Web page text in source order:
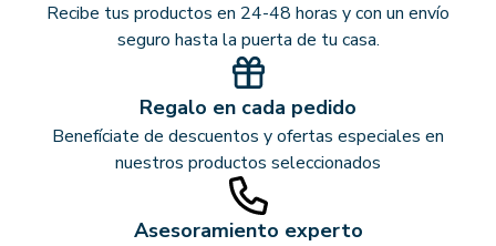
Recibe tus productos en 24-48 horas y con un envío
seguro hasta la puerta de tu casa.
Regalo en cada pedido
Benefíciate de descuentos y ofertas especiales en
nuestros productos seleccionados
Asesoramiento experto